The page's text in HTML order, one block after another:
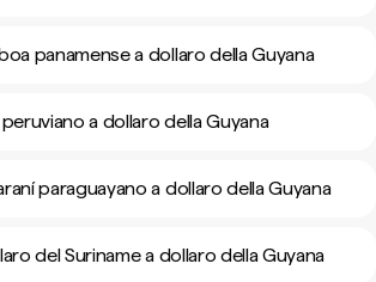
panamense a dollaro della Guyana
a dollaro della Guyana
paraguayano a dollaro della Guyana
del Suriname a dollaro della Guyana